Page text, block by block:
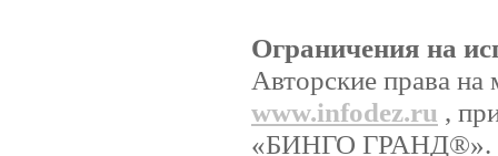
Ограничения на
Авторские права
www.infodez.ru ,
«БИНГО ГРАНД®».